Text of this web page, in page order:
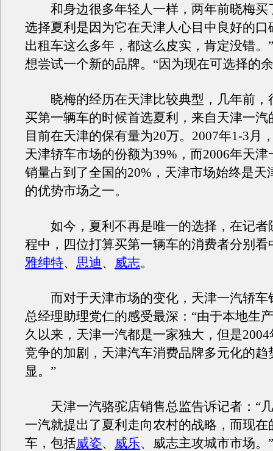
和身边很多年轻人一样，两年前晓梅买
选择夏利是因为它在天津人心目中良好的口
出租车这么多年，都这么皮实，肯定没错。
想尝试一个新的品牌。“因为现在可选择的
晓梅的经历在天津比较典型，几年前，
买第一辆车的时候首选夏利，来自天津一汽
目前在天津的保有量为20万。2007年1-3月
天津轿车市场的份额为39%，而2006年天
销量占到了全国的20%，天津市场始终是天
的优势市场之一。
如今，夏利不再是唯一的选择，在记者
程中，四位打算买第一辆车的消费者分别看
雅绅特、 思迪、 威志。
而对于天津市场的变化，天津一汽轿车
总经理助理党仁的感受最深：“由于本地生
久以来，天津一汽都是一家独大，但是
竞争的加剧，天津汽车消费品牌多元化的趋
显。”
天津一汽骆驼店销售总监告诉记者：“
一汽就提出了夏利走向农村的战略，而现在
车，包括威姿、 威乐、威志主攻城市市场。”